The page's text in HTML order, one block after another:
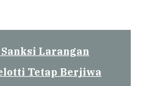
Larangan
Tetap Berjiwa